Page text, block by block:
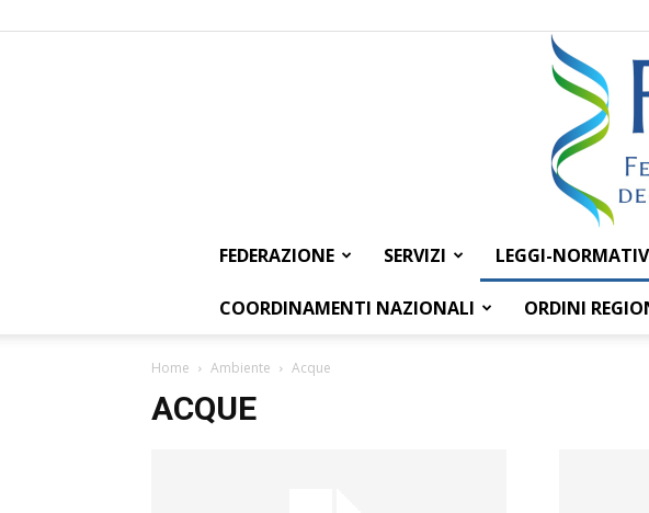
FEDERAZIONE SERVIZI LEGGI-
COORDINAMENTI NAZIONALI ORDINI
Home Ambiente Acque
ACQUE